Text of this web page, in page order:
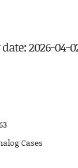
2026-04-
Cases